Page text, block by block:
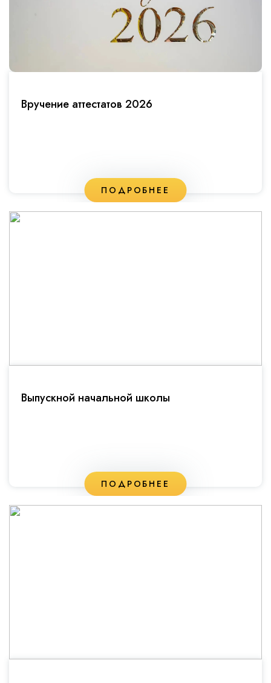
Вручение аттестатов 2026
ПОДРОБНЕЕ
Выпускной начальной школы
ПОДРОБНЕЕ